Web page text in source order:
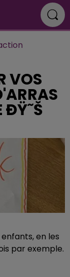
VOS
ÐŸ˜Š
en les
par exemple.